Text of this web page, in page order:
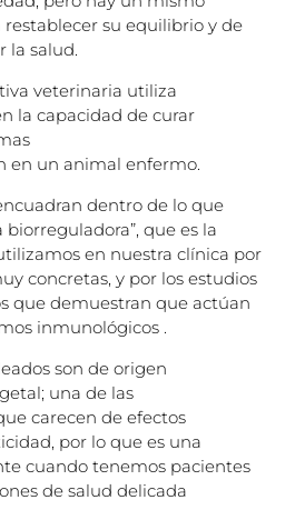
restablecer su equilibrio y de
la salud.
veterinaria utiliza
la capacidad de curar
en un animal enfermo.
dentro de lo que
que es la
en nuestra clínica por
concretas, y por los estudios
que demuestran que actúan
inmunológicos .
son de origen
una de las
carecen de efectos
por lo que es una
cuando tenemos pacientes
de salud delicada